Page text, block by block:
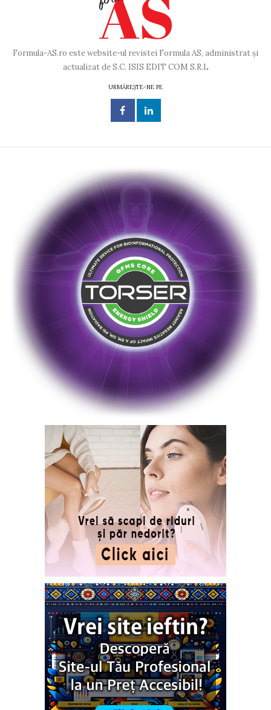
Formula-AS.ro este website-ul revistei Formula AS, administrat și
actualizat de S.C. ISIS EDIT COM S.R.L
URMĂREȘTE-NE PE